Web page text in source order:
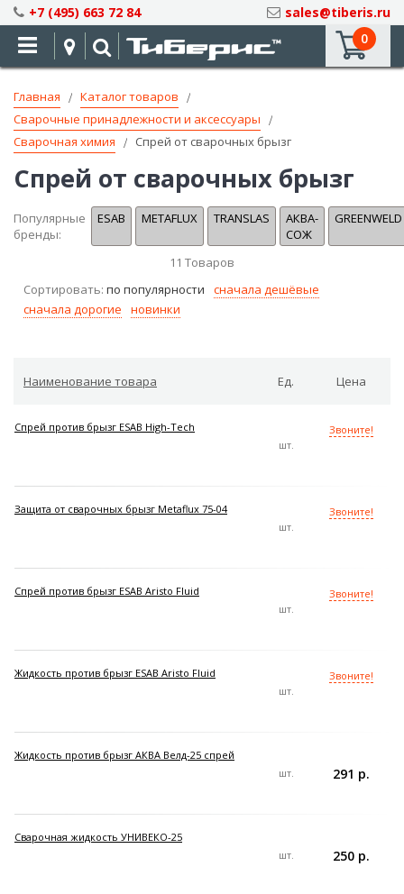
Skip
to
Content
+7 (495) 663 72 84
sales@tiberis.ru
0
Главная
Каталог товаров
Сварочные принадлежности и аксессуары
Сварочная химия
Спрей от сварочных брызг
Спрей от сварочных брызг
Популярные
бренды:
ESAB METAFLUX TRANSLAS
АКВА-
СОЖ
GREENWELD
11 Товаров
Сортировать: по популярности
сначала дешёвые
сначала дорогие
новинки
Наименование товара Ед. Цена
Спрей против брызг ESAB High-Tech
шт.
Звоните!
Защита от сварочных брызг Metaflux 75-04
шт.
Звоните!
Спрей против брызг ESAB Aristo Fluid
шт.
Звоните!
Жидкость против брызг ESAB Aristo Fluid
шт.
Звоните!
Жидкость против брызг АКВА Велд-25 спрей
шт.
291 р.
Сварочная жидкость УНИВЕКО-25
шт.
250 р.